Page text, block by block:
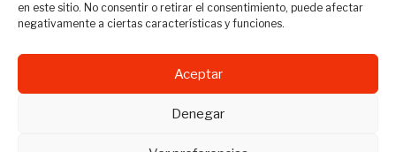
en este sitio. No consentir o retirar el consentimiento, puede afectar
negativamente a ciertas características y funciones.
Aceptar
Denegar
Revista Travel Manager © 2012 - 2026